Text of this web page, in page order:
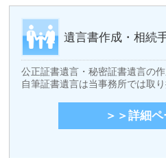
遺言書作成・相続
公正証書遺言・秘密証書遺言の
自筆証書遺言は当事務所では取
＞＞詳細